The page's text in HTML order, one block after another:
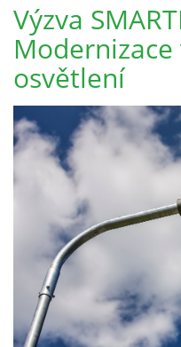
Výzva
osvětlení